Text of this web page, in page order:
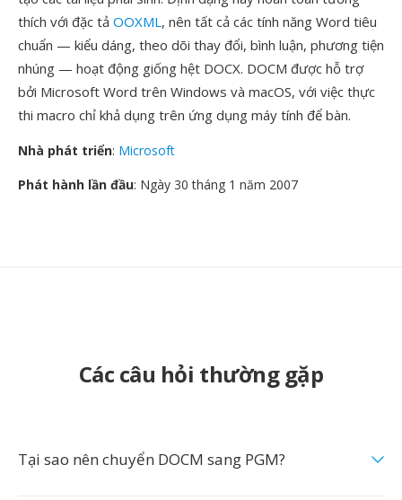
thích với đặc tả OOXML, nên tất cả các tính năng Word tiêu
chuẩn — kiểu dáng, theo dõi thay đổi, bình luận, phương tiện
nhúng — hoạt động giống hệt DOCX. DOCM được hỗ trợ
bởi Microsoft Word trên Windows và macOS, với việc thực
thi macro chỉ khả dụng trên ứng dụng máy tính để bàn.
Nhà phát triển: Microsoft
Phát hành lần đầu: Ngày 30 tháng 1 năm 2007
Các câu hỏi thường gặp
Tại sao nên chuyển DOCM sang PGM?